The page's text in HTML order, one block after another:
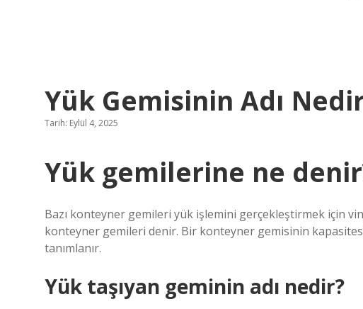
Yük Gemisinin Adı
Tarih: Eylül 4, 2025
Yük gemilerine ne
Bazı konteyner gemileri yük işlemini gerçekleştirmek için
konteyner gemileri denir. Bir konteyner gemisinin
tanımlanır.
Yük taşıyan geminin adı nedir?